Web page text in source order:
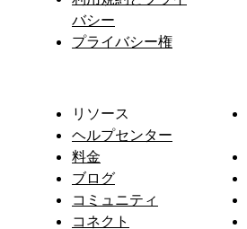
バシー
プライバシー権
リソース
ヘルプセンター
料金
ブログ
コミュニティ
コネクト